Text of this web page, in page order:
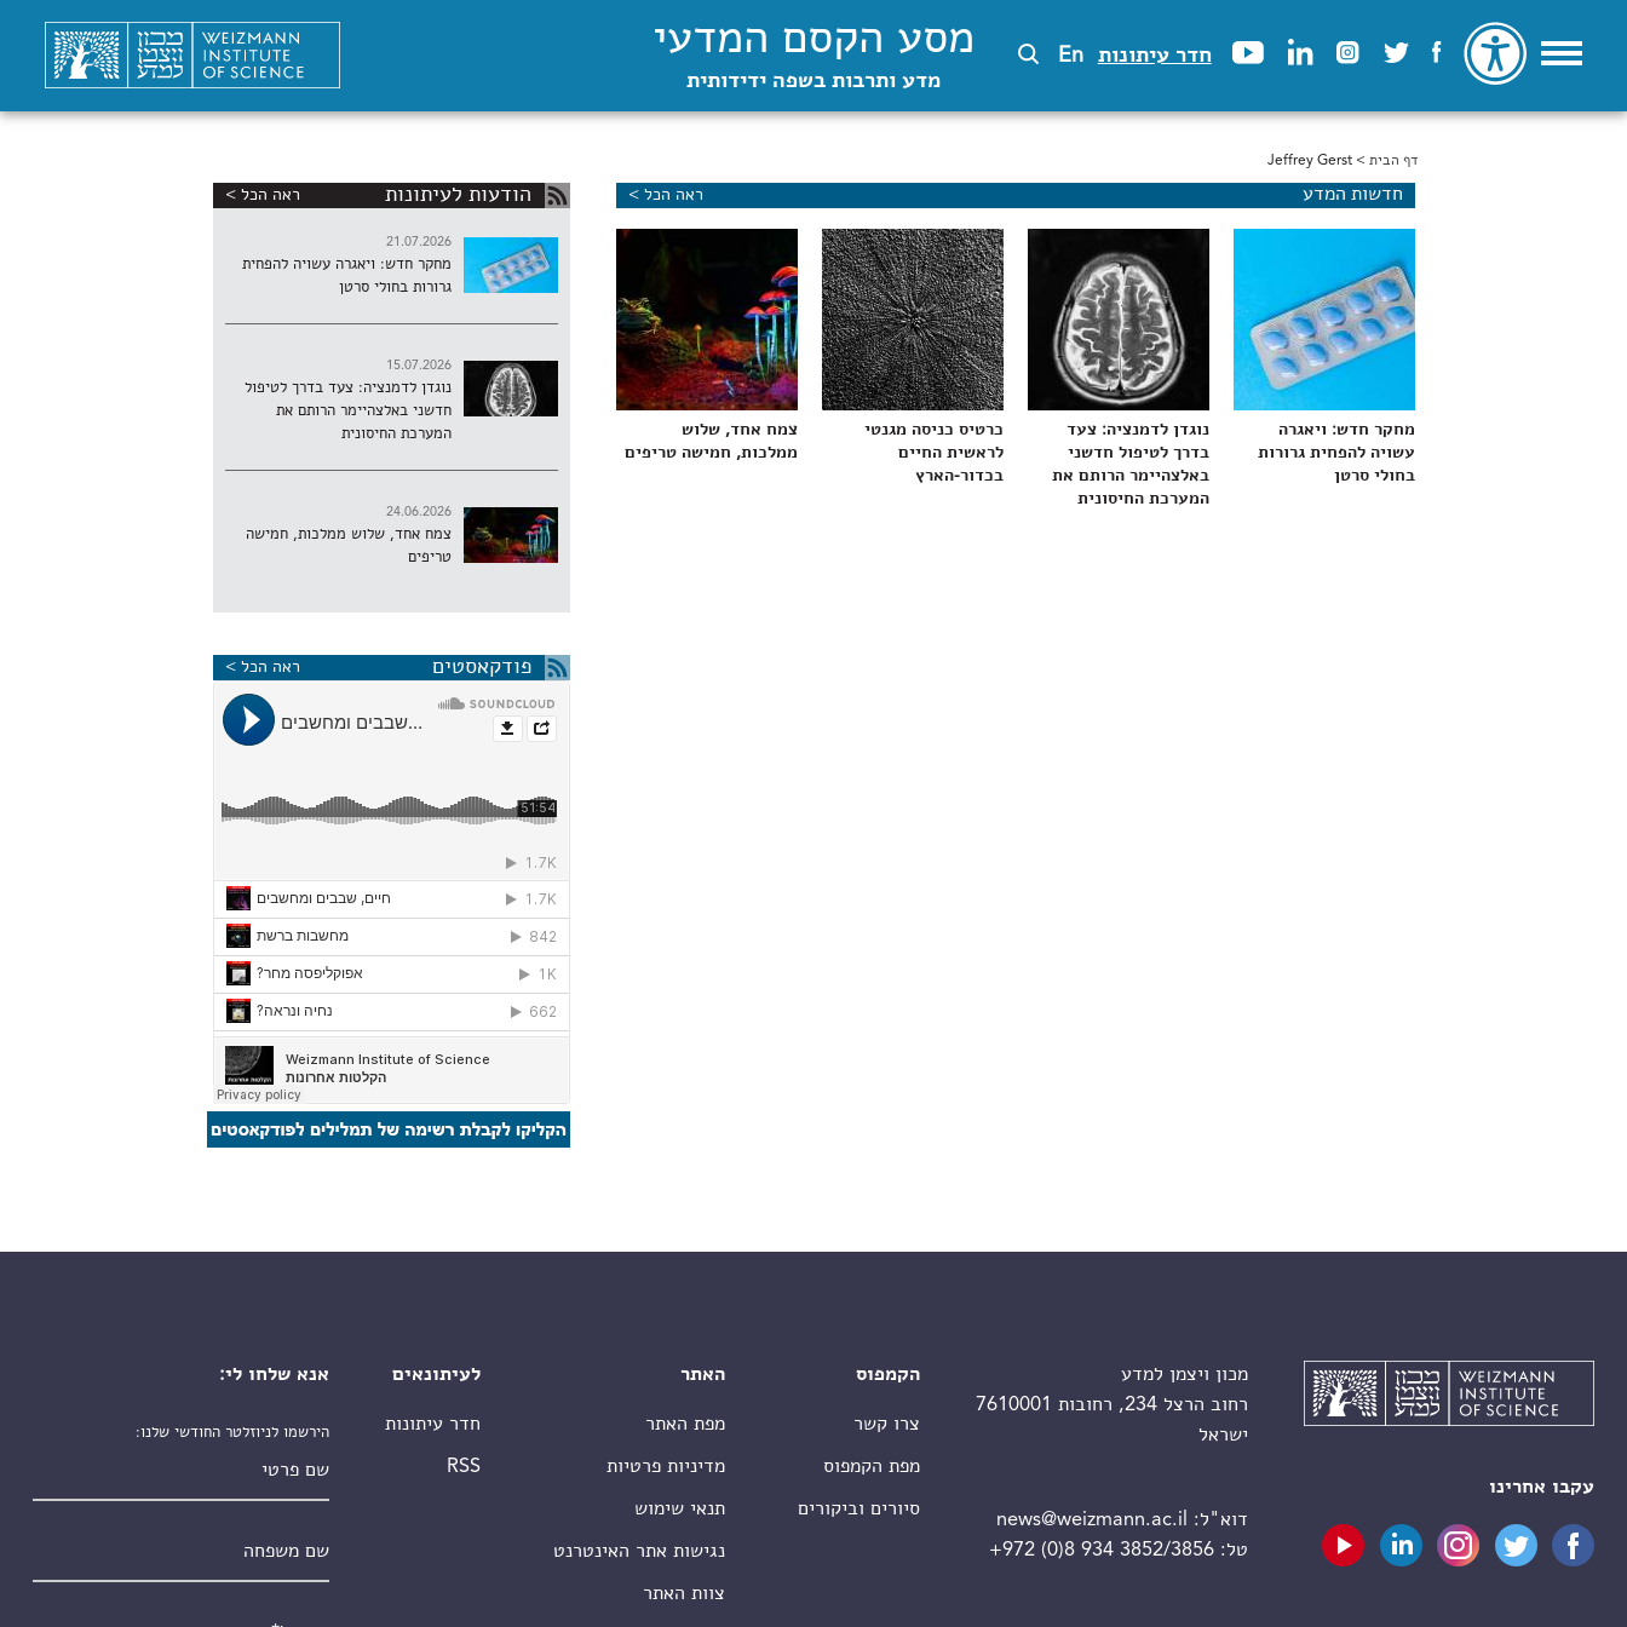
חדר עיתונות En מסע הקסם המדעי
מדע ותרבות בשפה ידידותית
הינך נמצא כאן
דף הבית > Jeffrey Gerst
חדשות המדע ראה הכל >
מחקר חדש: ויאגרה
עשויה להפחית גרורות
בחולי סרטן
נוגדן לדמנציה: צעד
בדרך לטיפול חדשני
באלצהיימר הרותם את
המערכת החיסונית
כרטיס כניסה מגנטי
לראשית החיים
בכדור-הארץ
צמח אחד, שלוש
ממלכות, חמישה טריפים
הודעות לעיתונות ראה הכל >
21.07.2026
מחקר חדש: ויאגרה עשויה להפחית
גרורות בחולי סרטן
15.07.2026
נוגדן לדמנציה: צעד בדרך לטיפול
חדשני באלצהיימר הרותם את
המערכת החיסונית
24.06.2026
צמח אחד, שלוש ממלכות, חמישה
טריפים
פודקאסטים ראה הכל >
עקבו אחרינו
מכון ויצמן למדע
רחוב הרצל 234, רחובות 7610001
ישראל
דוא"ל:
news@weizmann.ac.il
טל:+972 (0)8 934 3852/3856
הקמפוס
צרו קשר
מפת הקמפוס
סיורים וביקורים
האתר
מפת האתר
מדיניות פרטיות
תנאי שימוש
נגישות אתר האינטרנט
צוות האתר
לעיתונאים
חדר עיתונות
RSS
אנא שלחו לי:
הירשמו לניוזלטר החודשי שלנו: